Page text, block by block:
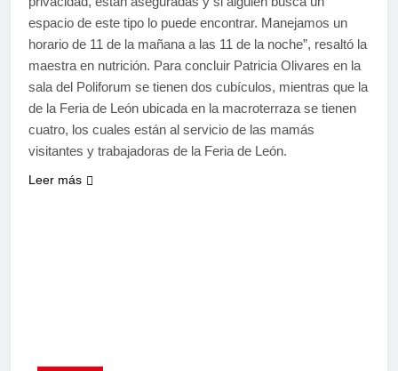
espacio de este tipo lo puede encontrar. Manejamos un
horario de 11 de la mañana a las 11 de la noche”, resaltó la
maestra en nutrición. Para concluir Patricia Olivares en la
sala del Poliforum se tienen dos cubículos, mientras que la
de la Feria de León ubicada en la macroterraza se tienen
cuatro, los cuales están al servicio de las mamás
visitantes y trabajadoras de la Feria de León.
Leer más